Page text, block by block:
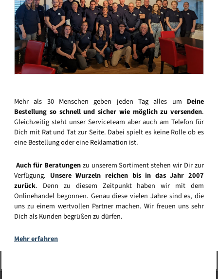
Mehr als 30 Menschen geben jeden Tag alles um Deine
Bestellung so schnell und sicher wie möglich zu versenden.
Gleichzeitig steht unser Serviceteam aber auch am Telefon für
Dich mit Rat und Tat zur Seite. Dabei spielt es keine Rolle ob es
eine Bestellung oder eine Reklamation ist.
Auch für Beratungenzu unserem Sortiment stehen wir Dir zur
Verfügung. Unsere Wurzeln reichen bis in das Jahr 2007
zurück. Denn zu diesem Zeitpunkt haben wir mit dem
Onlinehandel begonnen. Genau diese vielen Jahre sind es, die
uns zu einem wertvollen Partner machen. Wir freuen uns sehr
Dich als Kunden begrüßen zu dürfen.
Mehr erfahren